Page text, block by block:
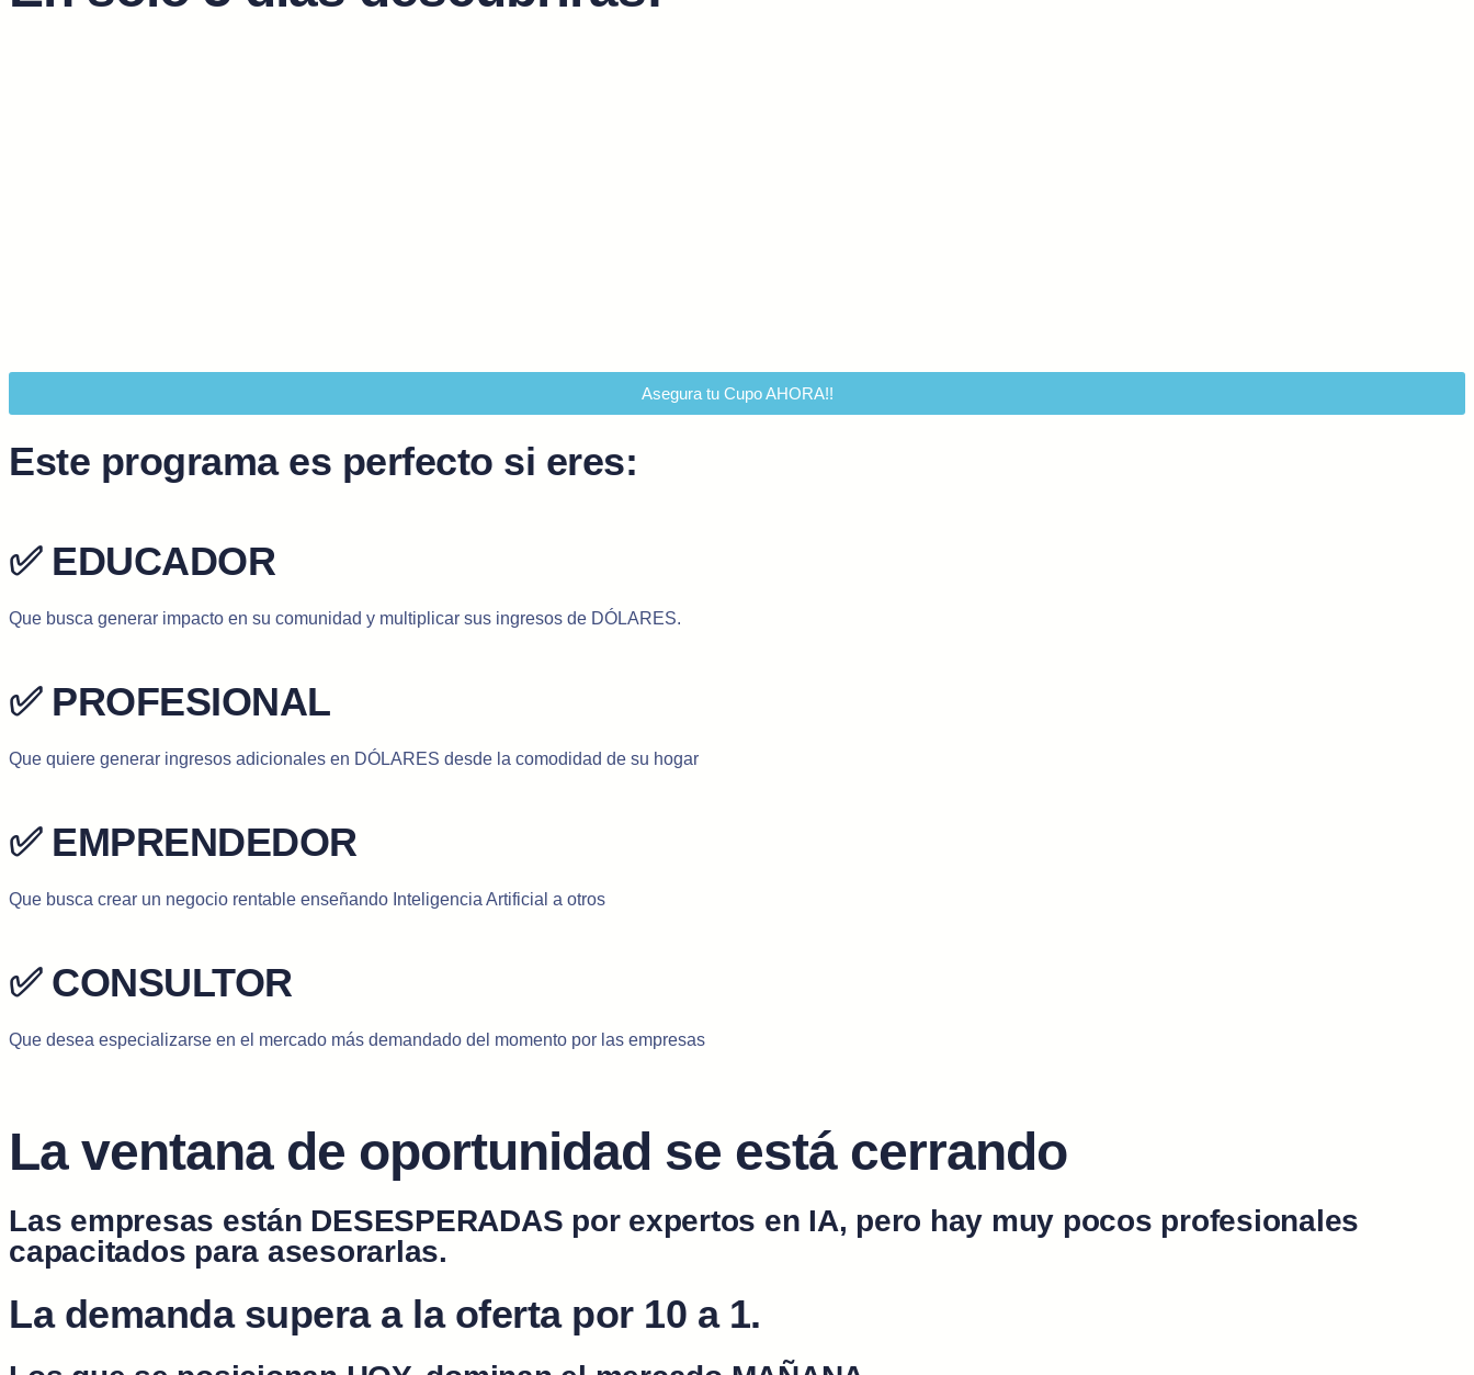
Asegura tu Cupo AHORA!!
Este programa es perfecto si eres:
✅ EDUCADOR
Que busca generar impacto en su comunidad y multiplicar sus ingresos de DÓLARES.
✅ PROFESIONAL
Que quiere generar ingresos adicionales en DÓLARES desde la comodidad de su hogar
✅ EMPRENDEDOR
Que busca crear un negocio rentable enseñando Inteligencia Artificial a otros
✅ CONSULTOR
Que desea especializarse en el mercado más demandado del momento por las empresas
La ventana de oportunidad se está cerrando
Las empresas están DESESPERADAS por expertos en IA, pero hay muy pocos profesionales
capacitados para asesorarlas.
La demanda supera a la oferta por 10 a 1.